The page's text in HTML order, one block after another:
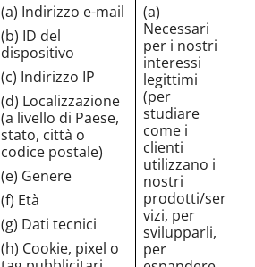
(a) Indirizzo e-mail
(b) ID del
dispositivo
(c) Indirizzo IP
(d) Localizzazione
(a livello di Paese,
stato, città o
codice postale)
(e) Genere
(f) Età
(g) Dati tecnici
(h) Cookie, pixel o
(a)
Necessari
per i nostri
interessi
legittimi
(per
studiare
come i
clienti
utilizzano i
nostri
prodotti/ser
vizi, per
svilupparli,
per